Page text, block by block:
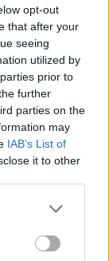
opt-out
that after your
seeing
utilized by
prior to
further
parties on the
may
IAB’s List of
it to other
Trend in den